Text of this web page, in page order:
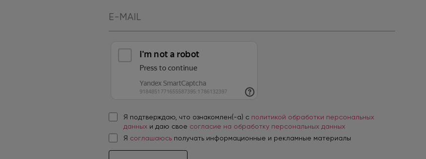
Я подтверждаю, что ознакомлен(-а) с политикой обработки персональных
данных и даю свое согласие на обработку персональных данных
Я соглашаюсь получать информационные и рекламные материалы